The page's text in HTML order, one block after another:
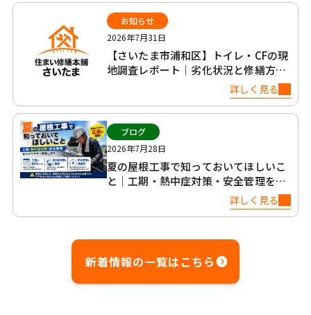
お知らせ
2026年7月31日
【さいたま市浦和区】トイレ・CFの現
地調査レポート｜劣化状況と修繕方法
詳しく見る
ブログ
2026年7月28日
夏の屋根工事で知っておいてほしいこ
と｜工期・熱中症対策・安全管理を正
詳しく見る
新着情報の一覧はこちら